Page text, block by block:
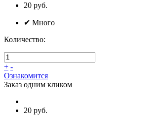
20 руб.
✔ Много
Количество:
+ -
Ознакомится
Заказ одним кликом
20 руб.